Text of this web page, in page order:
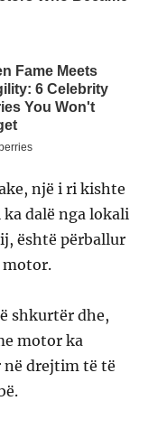
një i ri kishte
ka dalë nga lokali
është përballur
motor.
shkurtër dhe,
motor ka
në drejtim të të